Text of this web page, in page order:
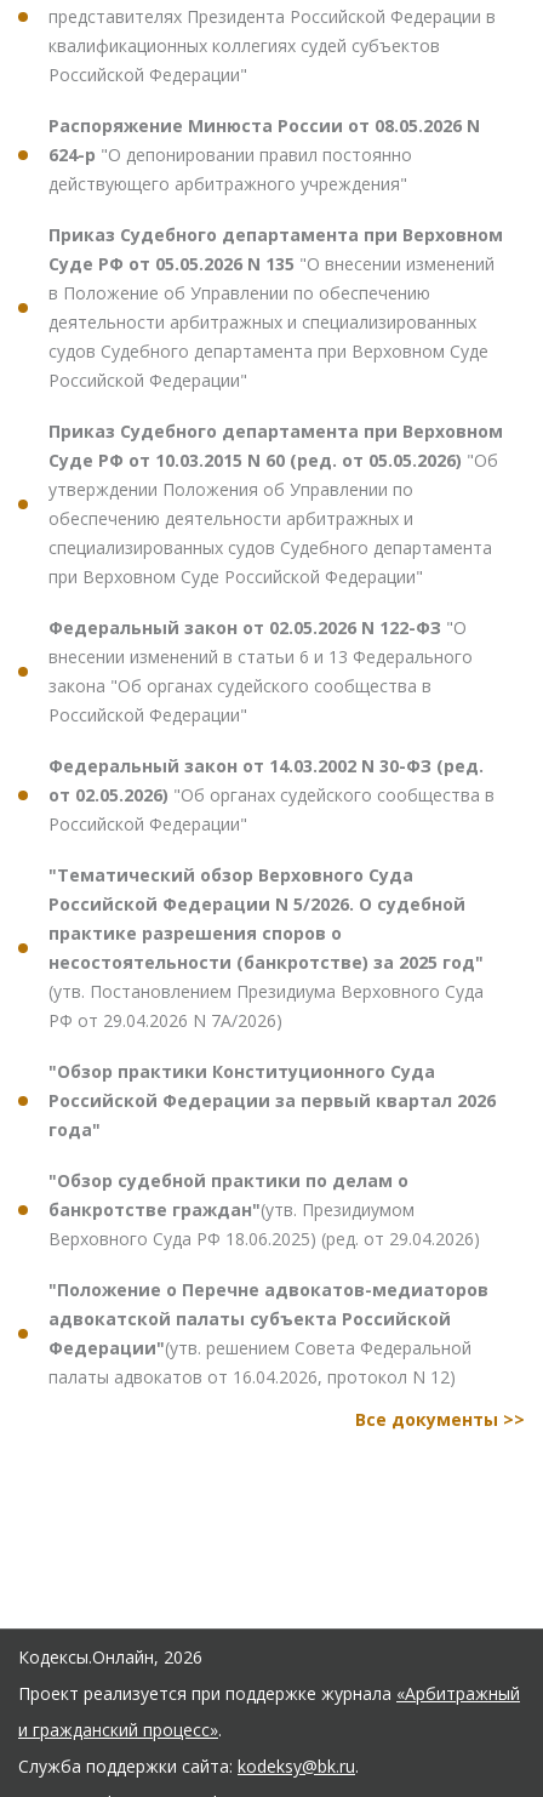
представителях Президента Российской Федерации в
квалификационных коллегиях судей субъектов
Российской Федерации"
Распоряжение Минюста России от 08.05.2026 N
624-р "О депонировании правил постоянно
действующего арбитражного учреждения"
Приказ Судебного департамента при Верховном
Суде РФ от 05.05.2026 N 135 "О внесении изменений
в Положение об Управлении по обеспечению
деятельности арбитражных и специализированных
судов Судебного департамента при Верховном Суде
Российской Федерации"
Приказ Судебного департамента при Верховном
Суде РФ от 10.03.2015 N 60 (ред. от 05.05.2026) "Об
утверждении Положения об Управлении по
обеспечению деятельности арбитражных и
специализированных судов Судебного департамента
при Верховном Суде Российской Федерации"
Федеральный закон от 02.05.2026 N 122-ФЗ "О
внесении изменений в статьи 6 и 13 Федерального
закона "Об органах судейского сообщества в
Российской Федерации"
Федеральный закон от 14.03.2002 N 30-ФЗ (ред.
от 02.05.2026) "Об органах судейского сообщества в
Российской Федерации"
"Тематический обзор Верховного Суда
Российской Федерации N 5/2026. О судебной
практике разрешения споров о
несостоятельности (банкротстве) за 2025 год"
(утв. Постановлением Президиума Верховного Суда
РФ от 29.04.2026 N 7А/2026)
"Обзор практики Конституционного Суда
Российской Федерации за первый квартал 2026
года"
"Обзор судебной практики по делам о
банкротстве граждан"(утв. Президиумом
Верховного Суда РФ 18.06.2025) (ред. от 29.04.2026)
"Положение о Перечне адвокатов-медиаторов
адвокатской палаты субъекта Российской
Федерации"(утв. решением Совета Федеральной
палаты адвокатов от 16.04.2026, протокол N 12)
Все документы >>
Кодексы.Онлайн, 2026
Проект реализуется при поддержке журнала «Арбитражный
и гражданский процесс».
Служба поддержки сайта: kodeksy@bk.ru.